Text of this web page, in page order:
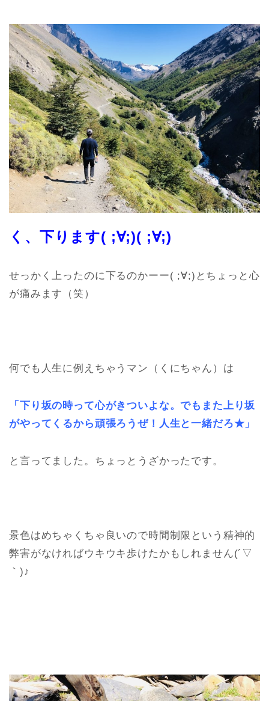
く、下ります( ;∀;)( ;∀;)
せっかく上ったのに下るのかーー( ;∀;)とちょっと心
が痛みます（笑）
何でも人生に例えちゃうマン（くにちゃん）は
「下り坂の時って心がきついよな。でもまた上り坂
がやってくるから頑張ろうぜ！人生と一緒だろ★」
と言ってました。ちょっとうざかったです。
景色はめちゃくちゃ良いので時間制限という精神的
弊害がなければウキウキ歩けたかもしれません(´▽
｀)♪